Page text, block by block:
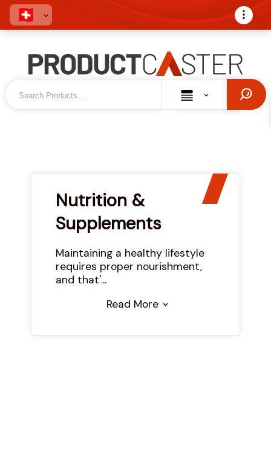
Nutrition &
Supplements
Maintaining a healthy lifestyle
requires proper nourishment,
and that'...
Read More